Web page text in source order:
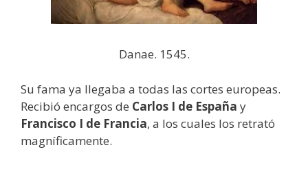
Danae. 1545.
Su fama ya llegaba a todas las cortes europeas.
Recibió encargos de Carlos I de España y
Francisco I de Francia, a los cuales los retrató
magníficamente.